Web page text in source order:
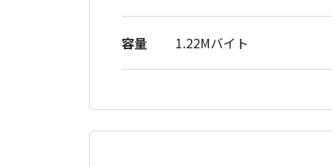
容量 1.22Mバイト